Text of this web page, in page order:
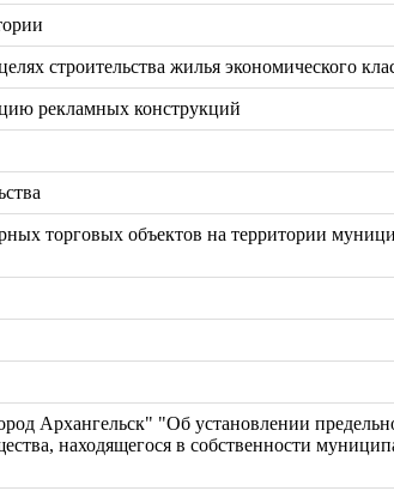
строительства жилья экономического
рекламных конструкций
торговых объектов на территории
Архангельск" "Об установлении
находящегося в собственности